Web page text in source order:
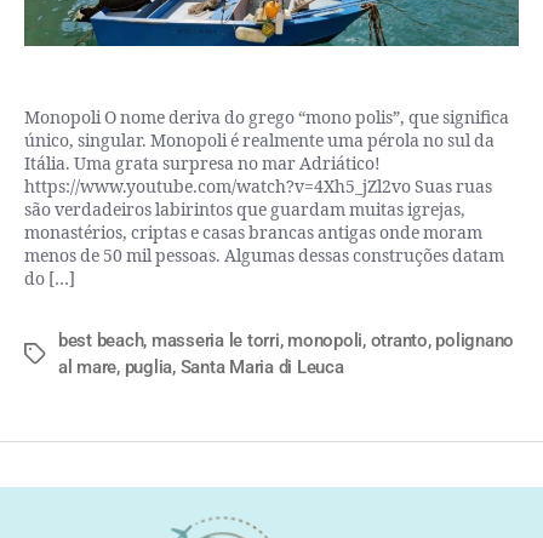
Monopoli O nome deriva do grego “mono polis”, que significa
único, singular. Monopoli é realmente uma pérola no sul da
Itália. Uma grata surpresa no mar Adriático!
https://www.youtube.com/watch?v=4Xh5_jZl2vo Suas ruas
são verdadeiros labirintos que guardam muitas igrejas,
monastérios, criptas e casas brancas antigas onde moram
menos de 50 mil pessoas. Algumas dessas construções datam
do […]
best beach, masseria le torri, monopoli, otranto, polignano
al mare, puglia, Santa Maria di Leuca